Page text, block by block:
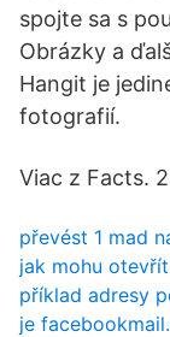
spojte sa s
Obrázky a
Hangit je
fotografií.
Viac z Facts.
převést 1 mad
jak mohu
příklad adresy
je